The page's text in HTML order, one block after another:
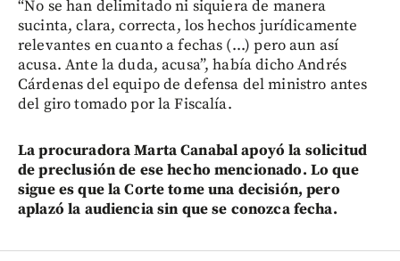
“No se han delimitado ni siquiera de manera
sucinta, clara, correcta, los hechos jurídicamente
relevantes en cuanto a fechas (...) pero aun así
acusa. Ante la duda, acusa”, había dicho Andrés
Cárdenas del equipo de defensa del ministro antes
del giro tomado por la Fiscalía.
La procuradora Marta Canabal apoyó la solicitud
de preclusión de ese hecho mencionado. Lo que
sigue es que la Corte tome una decisión, pero
aplazó la audiencia sin que se conozca fecha.